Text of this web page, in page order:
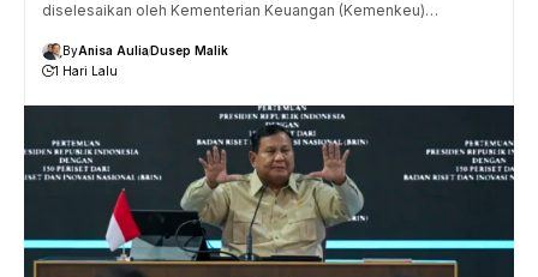
diselesaikan oleh Kementerian Keuangan (Kemenkeu)…
ByAnisa AuliaDusep Malik
1 Hari Lalu